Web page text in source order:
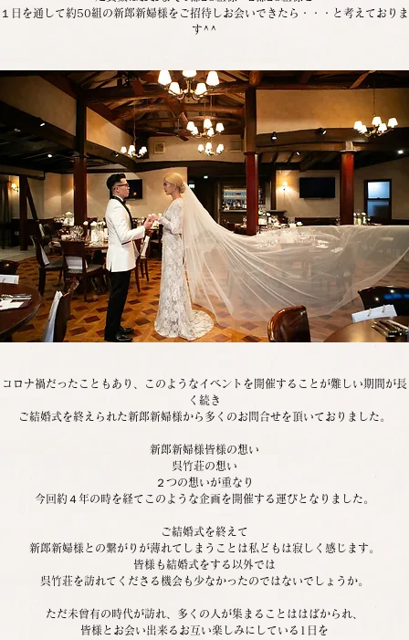
１日を通して約50組の新郎新婦様をご招待しお会いできたら・・・と考えておりま
す^^
コロナ禍だったこともあり、このようなイベントを開催することが難しい期間が長
く続き
ご結婚式を終えられた新郎新婦様から多くのお問合せを頂いておりました。
新郎新婦様皆様の想い
呉竹荘の想い
２つの想いが重なり
今回約４年の時を経てこのような企画を開催する運びとなりました。
ご結婚式を終えて
新郎新婦様との繋がりが薄れてしまうことは私どもは寂しく感じます。
皆様も結婚式をする以外では
呉竹荘を訪れてくださる機会も少なかったのではないでしょうか。
ただ未曾有の時代が訪れ、多くの人が集まることははばかられ、
皆様とお会い出来るお互い楽しみにしている1日を